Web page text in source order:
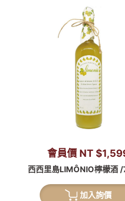
會員價 NT
西西里島LIMÔNIO檸檬酒
加入詢價